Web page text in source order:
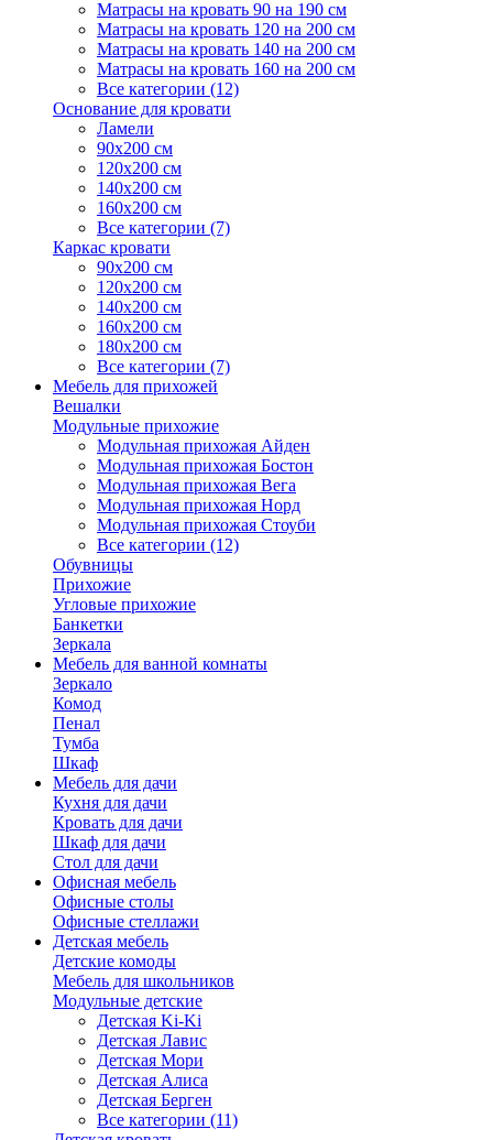
Матрасы на кровать 90 на 190 см
Матрасы на кровать 120 на 200 см
Матрасы на кровать 140 на 200 см
Матрасы на кровать 160 на 200 см
Все категории (12)
Основание для кровати
Ламели
90х200 см
120х200 см
140х200 см
160х200 см
Все категории (7)
Каркас кровати
90х200 см
120х200 см
140х200 см
160х200 см
180х200 см
Все категории (7)
Мебель для прихожей
Вешалки
Модульные прихожие
Модульная прихожая Айден
Модульная прихожая Бостон
Модульная прихожая Вега
Модульная прихожая Норд
Модульная прихожая Стоуби
Все категории (12)
Обувницы
Прихожие
Угловые прихожие
Банкетки
Зеркала
Мебель для ванной комнаты
Зеркало
Комод
Пенал
Тумба
Шкаф
Мебель для дачи
Кухня для дачи
Кровать для дачи
Шкаф для дачи
Стол для дачи
Офисная мебель
Офисные столы
Офисные стеллажи
Детская мебель
Детские комоды
Мебель для школьников
Модульные детские
Детская Ki-Ki
Детская Лавис
Детская Мори
Детская Алиса
Детская Берген
Все категории (11)